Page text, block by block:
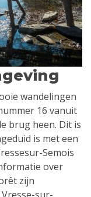
wandelingen
16 vanuit
brug heen. Dit is
is met een
Semois
over
zijn